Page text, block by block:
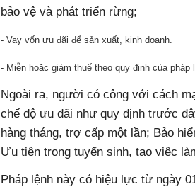
bảo vệ và phát triển rừng;
- Vay vốn ưu đãi để sản xuất, kinh doanh.
- Miễn hoặc giảm thuế theo quy định của pháp
Ngoài ra, người có công với cách
chế độ ưu đãi như quy định trước
hàng tháng, trợ cấp một lần; Bảo
Ưu tiên trong tuyển sinh, tạo việc
Pháp lệnh này có hiệu lực từ ngày